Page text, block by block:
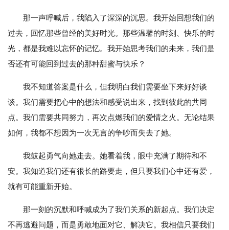
那一声呼喊后，我陷入了深深的沉思。我开始回想我们的
过去，回忆那些曾经的美好时光。那些温馨的时刻、快乐的时
光，都是我难以忘怀的记忆。我开始思考我们的未来，我们是
否还有可能回到过去的那种甜蜜与快乐？
我不知道答案是什么，但我明白我们需要坐下来好好谈
谈。我们需要把心中的想法和感受说出来，找到彼此的共同
点。我们需要共同努力，再次点燃我们的爱情之火。无论结果
如何，我都不想因为一次无言的争吵而失去了她。
我鼓起勇气向她走去。她看着我，眼中充满了期待和不
安。我知道我们还有很长的路要走，但只要我们心中还有爱，
就有可能重新开始。
那一刻的沉默和呼喊成为了我们关系的新起点。我们决定
不再逃避问题，而是勇敢地面对它、解决它。我相信只要我们